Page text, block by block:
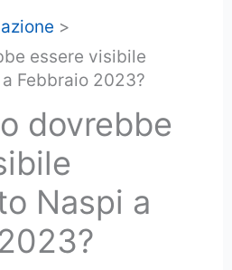
essere visibile
Febbraio 2023?
dovrebbe
Naspi a